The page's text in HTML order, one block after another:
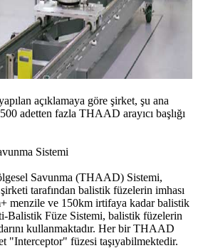
açıklamaya göre şirket, şu ana
adetten fazla THAAD arayıcı başlığı
Sistemi
Savunma (THAAD) Sistemi,
tarafından balistik füzelerin imhası
menzile ve 150km irtifaya kadar balistik
Balistik Füze Sistemi, balistik füzelerin
kullanmaktadır. Her bir THAAD
"Interceptor" füzesi taşıyabilmektedir.